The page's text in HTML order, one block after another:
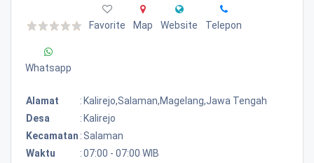
Favorite Map Website Telepon
Whatsapp
Alamat : Kalirejo,salaman,magelang,jawa Tengah
Desa
: Kalirejo
Kecamatan : Salaman
Waktu
:07:00 - 07:00 WIB